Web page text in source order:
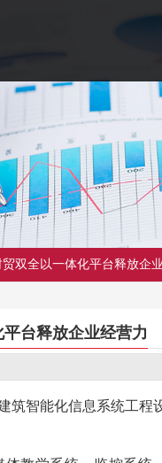
双全以一体化平台释放企
台释放企业经营力
筑智能化信息系统工程